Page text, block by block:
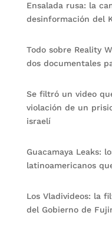
Ensalada rusa: la
desinformación del
Todo sobre Reality
dos documentales
Se filtró un video
violación de un
israelí
Guacamaya Leaks:
latinoamericanos
Los Vladivideos: la
del Gobierno de